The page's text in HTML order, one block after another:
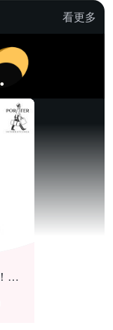
看更多
波特包★夜間限時加碼！滿$5200折$520